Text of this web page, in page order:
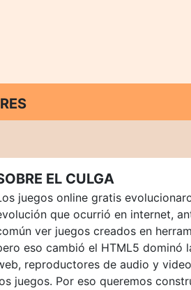
EL CULGA
juegos online gratis
que ocurrió en internet,
ver juegos creados en
eso cambió el HTML5 dominó
reproductores de audio y
juegos. Por eso queremos